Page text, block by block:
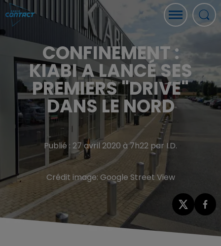
CONFINEMENT :
KIABI A LANCÉ SES
PREMIERS "DRIVE"
DANS LE NORD
Publié : 27 avril 2020 à 7h22 par I.D.
Crédit image: Google Street View